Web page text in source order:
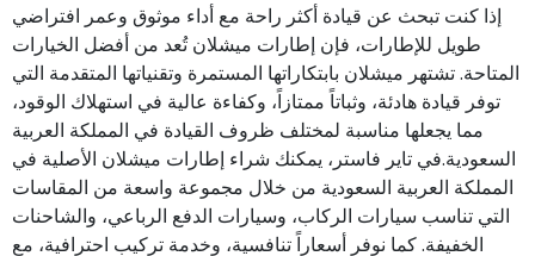
إذا كنت تبحث عن قيادة أكثر راحة مع أداء موثوق وعمر افتراضي
طويل للإطارات، فإن إطارات ميشلان تُعد من أفضل الخيارات
المتاحة. تشتهر ميشلان بابتكاراتها المستمرة وتقنياتها المتقدمة التي
توفر قيادة هادئة، وثباتاً ممتازاً، وكفاءة عالية في استهلاك الوقود،
مما يجعلها مناسبة لمختلف ظروف القيادة في المملكة العربية
السعودية.في تاير فاستر، يمكنك شراء إطارات ميشلان الأصلية في
المملكة العربية السعودية من خلال مجموعة واسعة من المقاسات
التي تناسب سيارات الركاب، وسيارات الدفع الرباعي، والشاحنات
الخفيفة. كما نوفر أسعاراً تنافسية، وخدمة تركيب احترافية، مع